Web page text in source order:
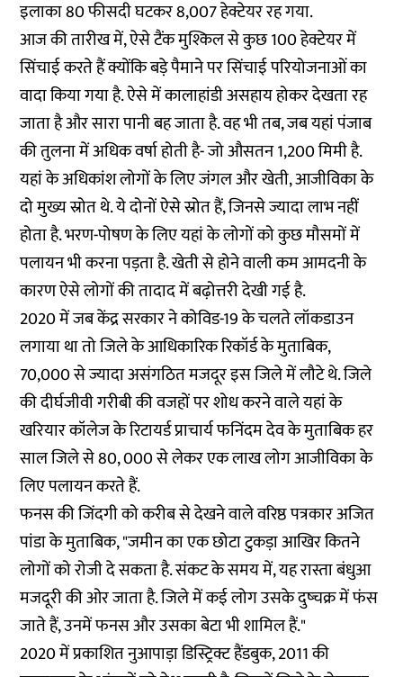
इलाका 80 फीसदी घटकर 8,007 हेक्टेयर रह गया.
आज की तारीख में, ऐसे टैंक मुश्किल से कुछ 100 हेक्टेयर में
सिंचाई करते हैं क्योंकि बड़े पैमाने पर सिंचाई परियोजनाओं का
वादा किया गया है. ऐसे में कालाहांडी असहाय होकर देखता रह
जाता है और सारा पानी बह जाता है. वह भी तब, जब यहां पंजाब
की तुलना में अधिक वर्षा होती है- जो औसतन 1,200 मिमी है.
यहां के अधिकांश लोगों के लिए जंगल और खेती, आजीविका के
दो मुख्य स्रोत थे. ये दोनों ऐसे स्रोत हैं, जिनसे ज्यादा लाभ नहीं
होता है. भरण-पोषण के लिए यहां के लोगों को कुछ मौसमों में
पलायन भी करना पड़ता है. खेती से होने वाली कम आमदनी के
कारण ऐसे लोगों की तादाद में बढ़ोत्तरी देखी गई है.
2020 में जब केंद्र सरकार ने कोविड-19 के चलते लॉकडाउन
लगाया था तो जिले के आधिकारिक रिकॉर्ड के मुताबिक,
70,000 से ज्यादा असंगठित मजदूर इस जिले में लौटे थे. जिले
की दीर्घजीवी गरीबी की वजहों पर शोध करने वाले यहां के
खरियार कॉलेज के रिटायर्ड प्राचार्य फनिंदम देव के मुताबिक हर
साल जिले से 80, 000 से लेकर एक लाख लोग आजीविका के
लिए पलायन करते हैं.
फनस की जिंदगी को करीब से देखने वाले वरिष्ठ पत्रकार अजित
पांडा के मुताबिक, "जमीन का एक छोटा टुकड़ा आखिर कितने
लोगों को रोजी दे सकता है. संकट के समय में, यह रास्ता बंधुआ
मजदूरी की ओर जाता है. जिले में कई लोग उसके दुष्चक्र में फंस
जाते हैं, उनमें फनस और उसका बेटा भी शामिल हैं."
2020 में प्रकाशित नुआपाड़ा डिस्ट्रिक्ट हैंडबुक, 2011 की